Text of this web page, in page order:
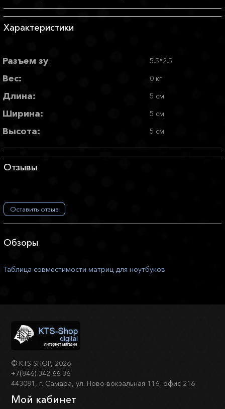
Характеристики
Разъем зу: 5.5*2.5
Вес: 0 кг
Длина: 5 см
Ширина: 5 см
Высота: 5 см
Отзывы
Оставить отзыв
Обзоры
Таблица совместимости матриц для ноутбуков
© KTS-SHOP, 2026
+7(846) 342-66-36
443081, г. Самара, ул. Ново-вокзальная 116, офис 216
Мой кабинет